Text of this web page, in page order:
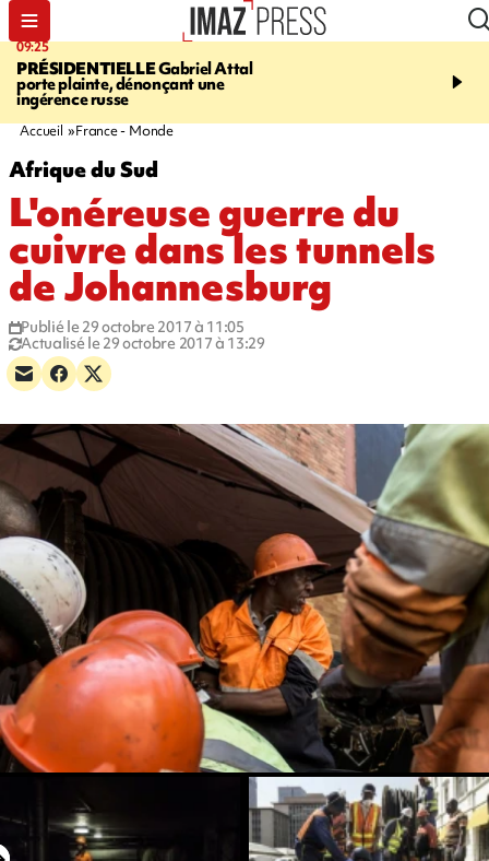
09:25
PRÉSIDENTIELLEGabriel Attal
porte plainte, dénonçant une
ingérence russe
11:43
accident après le virage
Accueil France - Monde
Afrique du Sud
L'onéreuse guerre du
cuivre dans les tunnels
de Johannesburg
Publié le 29 octobre 2017 à 11:05
Actualisé le 29 octobre 2017 à 13:29